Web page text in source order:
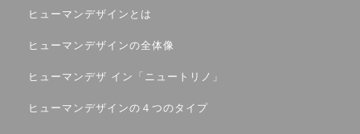
ヒューマンデザインとは
ヒューマンデザインの全体像
ヒューマンデザ イン「ニュートリノ」
ヒューマンデザインの４つのタイプ